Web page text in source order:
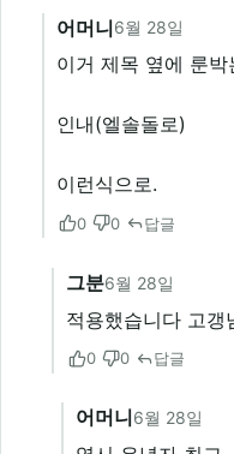
어머니6월 28일
이거 제목 옆에 룬
인내(엘솔돌로)
이런식으로.
0 0 답글
그분6월 28일
적용했습니다 고갱
0 0 답글
어머니6월 28일